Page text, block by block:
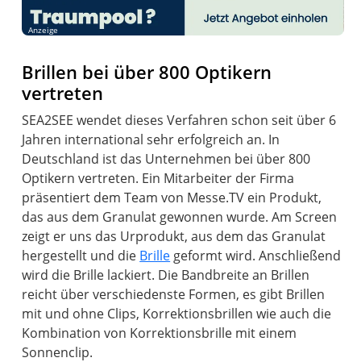
Anzeige
Brillen bei über 800 Optikern
vertreten
SEA2SEE wendet dieses Verfahren schon seit über 6
Jahren international sehr erfolgreich an. In
Deutschland ist das Unternehmen bei über 800
Optikern vertreten. Ein Mitarbeiter der Firma
präsentiert dem Team von Messe.TV ein Produkt,
das aus dem Granulat gewonnen wurde. Am Screen
zeigt er uns das Urprodukt, aus dem das Granulat
hergestellt und die Brille geformt wird. Anschließend
wird die Brille lackiert. Die Bandbreite an Brillen
reicht über verschiedenste Formen, es gibt Brillen
mit und ohne Clips, Korrektionsbrillen wie auch die
Kombination von Korrektionsbrille mit einem
Sonnenclip.